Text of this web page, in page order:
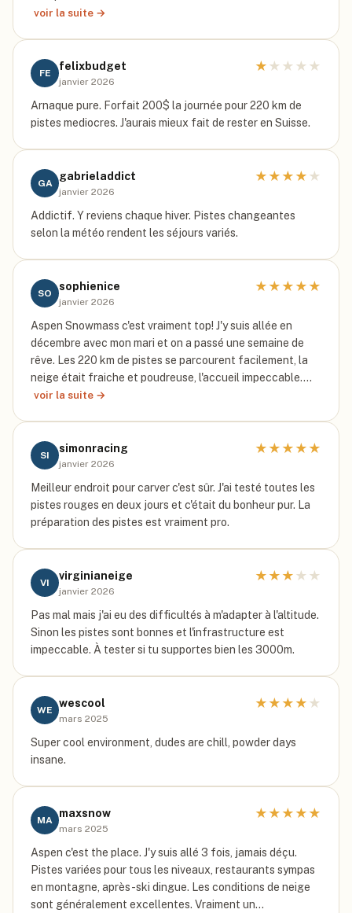
voir la suite →
FE
felixbudget
janvier 2026
★ ★ ★ ★ ★
Arnaque pure. Forfait 200$ la journée pour 220 km de
pistes mediocres. J'aurais mieux fait de rester en Suisse.
GA
gabrieladdict
janvier 2026
★ ★ ★ ★ ★
Addictif. Y reviens chaque hiver. Pistes changeantes
selon la météo rendent les séjours variés.
SO
sophienice
janvier 2026
★ ★ ★ ★ ★
Aspen Snowmass c'est vraiment top! J'y suis allée en
décembre avec mon mari et on a passé une semaine de
rêve. Les 220 km de pistes se parcourent facilement, la
neige était fraiche et poudreuse, l'accueil impeccable.…
voir la suite →
SI
simonracing
janvier 2026
★ ★ ★ ★ ★
Meilleur endroit pour carver c'est sûr. J'ai testé toutes les
pistes rouges en deux jours et c'était du bonheur pur. La
préparation des pistes est vraiment pro.
VI
virginianeige
janvier 2026
★ ★ ★ ★ ★
Pas mal mais j'ai eu des difficultés à m'adapter à l'altitude.
Sinon les pistes sont bonnes et l'infrastructure est
impeccable. À tester si tu supportes bien les 3000m.
WE
wescool
mars 2025
★ ★ ★ ★ ★
Super cool environment, dudes are chill, powder days
insane.
MA
maxsnow
mars 2025
★ ★ ★ ★ ★
Aspen c'est the place. J'y suis allé 3 fois, jamais déçu.
Pistes variées pour tous les niveaux, restaurants sympas
en montagne, après-ski dingue. Les conditions de neige
sont généralement excellentes. Vraiment un…